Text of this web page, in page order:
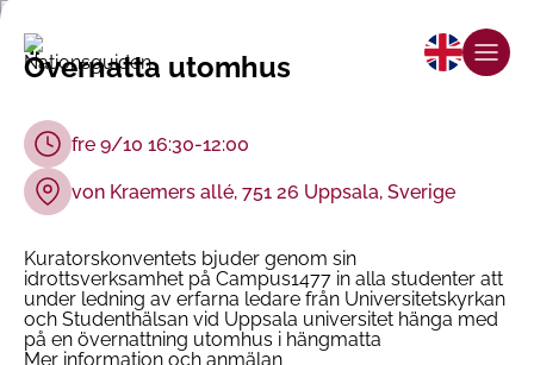
Övernatta utomhus
fre 9/10 16:30-12:00
von Kraemers allé, 751 26 Uppsala, Sverige
Kuratorskonventets bjuder genom sin
idrottsverksamhet på Campus1477 in alla studenter att
under ledning av erfarna ledare från Universitetskyrkan
och Studenthälsan vid Uppsala universitet hänga med
på en övernattning utomhus i hängmatta
Mer information och anmälan